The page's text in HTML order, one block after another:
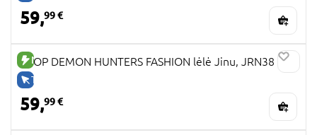
59,99 €
NAUJA PREKĖ
TIK INTERNETU
KPOP DEMON HUNTERS FASHION lėlė Jinu, JRN38
59,99 €